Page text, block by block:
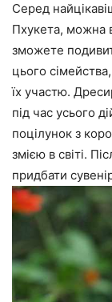
Серед
Пхукета, можна
зможете
цього
їх участю.
під час усього
поцілунок з
змією в світі.
придбати